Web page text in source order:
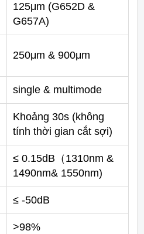
125μm (G652D &
G657A)
250μm & 900μm
single & multimode
Khoảng 30s (không
tính thời gian cắt sợi)
≤ 0.15dB（1310nm &
1490nm& 1550nm)
≤ -50dB
>98%